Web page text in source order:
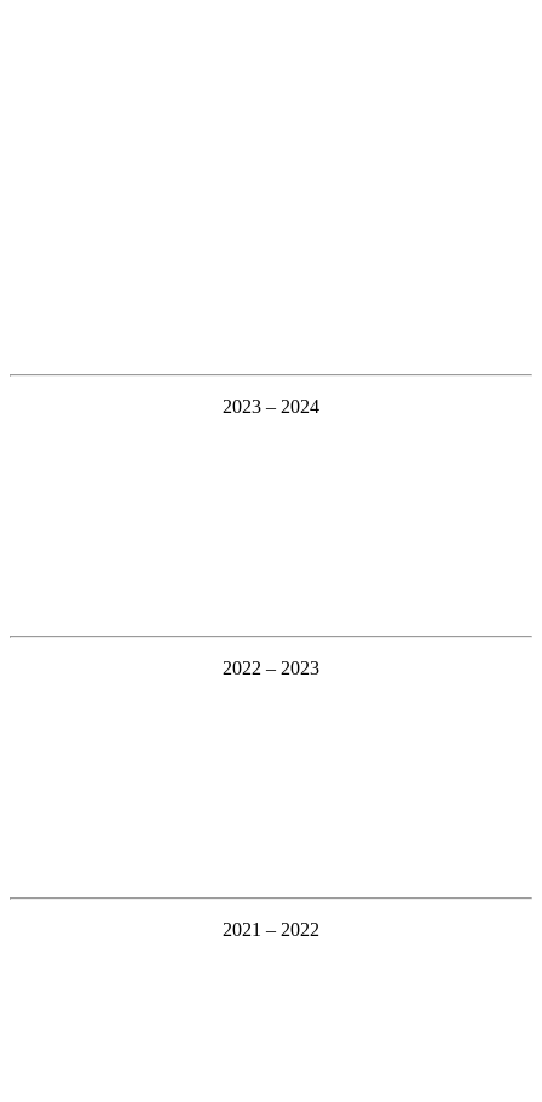
2023 – 2024
2022 – 2023
2021 – 2022